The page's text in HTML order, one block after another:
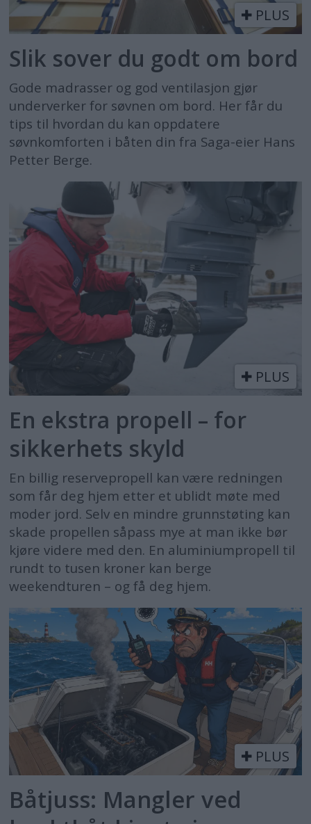
PLUS
Slik sover du godt om bord
Gode madrasser og god ventilasjon gjør
underverker for søvnen om bord. Her får du
tips til hvordan du kan oppdatere
søvnkomforten i båten din fra Saga-eier Hans
Petter Berge.
PLUS
En ekstra propell – for
sikkerhets skyld
En billig reservepropell kan være redningen
som får deg hjem etter et ublidt møte med
moder jord. Selv en mindre grunnstøting kan
skade propellen såpass mye at man ikke bør
kjøre videre med den. En aluminiumpropell til
rundt to tusen kroner kan berge
weekendturen – og få deg hjem.
PLUS
Båtjuss: Mangler ved